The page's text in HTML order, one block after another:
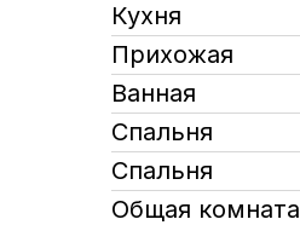
Кухня
Прихожая
Ванная
Спальня
Спальня
Общая комната